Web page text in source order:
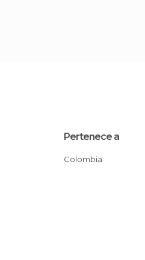
Pertenece a
Colombia